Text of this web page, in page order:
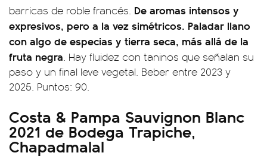
barricas de roble francés. De aromas intensos y
expresivos, pero a la vez simétricos. Paladar llano
con algo de especias y tierra seca, más allá de la
fruta negra. Hay fluidez con taninos que señalan su
paso y un final leve vegetal. Beber entre 2023 y
2025. Puntos: 90.
Costa & Pampa Sauvignon Blanc
2021 de Bodega Trapiche,
Chapadmalal